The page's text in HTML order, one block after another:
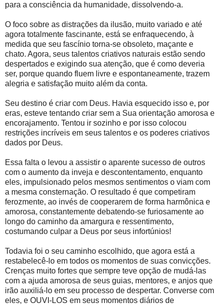
para a consciência da humanidade, dissolvendo-a.
O foco sobre as distrações da ilusão, muito variado e até
agora totalmente fascinante, está se enfraquecendo, à
medida que seu fascínio torna-se obsoleto, maçante e
chato. Agora, seus talentos criativos naturais estão sendo
despertados e exigindo sua atenção, que é como deveria
ser, porque quando fluem livre e espontaneamente, trazem
alegria e satisfação muito além da conta.
Seu destino é criar com Deus. Havia esquecido isso e, por
eras, esteve tentando criar sem a Sua orientação amorosa e
encorajamento. Tentou ir sozinho e por isso colocou
restrições incríveis em seus talentos e os poderes criativos
dados por Deus.
Essa falta o levou a assistir o aparente sucesso de outros
com o aumento da inveja e descontentamento, enquanto
eles, impulsionado pelos mesmos sentimentos o viam com
a mesma consternação. O resultado é que competiram
ferozmente, ao invés de cooperarem de forma harmônica e
amorosa, constantemente debatendo-se furiosamente ao
longo do caminho da amargura e ressentimento,
costumando culpar a Deus por seus infortúnios!
Todavia foi o seu caminho escolhido, que agora está a
restabelecê-lo em todos os momentos de suas convicções.
Crenças muito fortes que sempre teve opção de mudá-las
com a ajuda amorosa de seus guias, mentores, e anjos que
irão auxiliá-lo em seu processo de despertar. Converse com
eles, e OUVI-LOS em seus momentos diários de